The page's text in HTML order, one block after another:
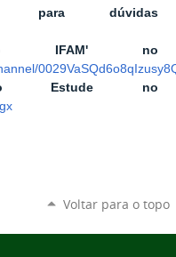
para dúvidas
IFAM' no
Estude no
Voltar para o topo